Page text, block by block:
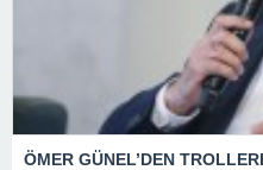
ÖMER GÜNEL’DEN